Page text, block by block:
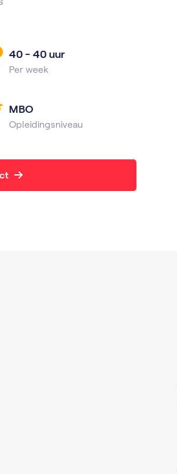
40 - 40 uur
Per week
MBO
Opleidingsniveau